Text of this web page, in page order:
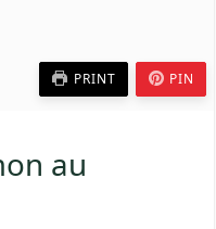
PRINT PIN
au